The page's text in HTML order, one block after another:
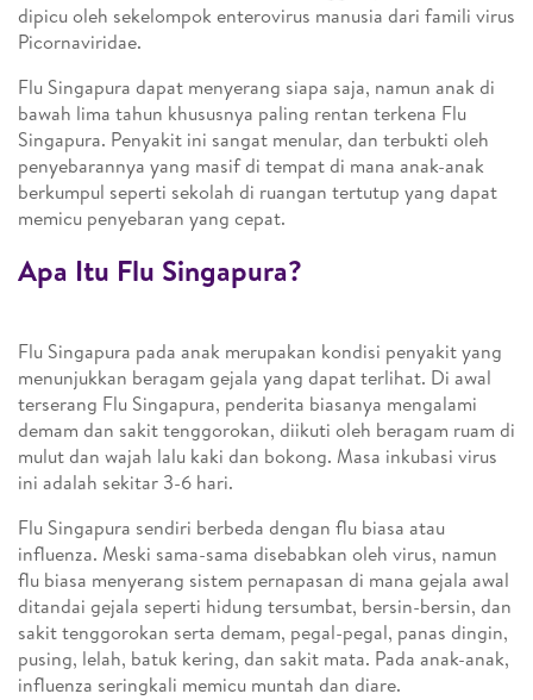
dipicu oleh sekelompok enterovirus manusia dari famili virus
Picornaviridae.
Flu Singapura dapat menyerang siapa saja, namun anak di
bawah lima tahun khususnya paling rentan terkena Flu
Singapura. Penyakit ini sangat menular, dan terbukti oleh
penyebarannya yang masif di tempat di mana anak-anak
berkumpul seperti sekolah di ruangan tertutup yang dapat
memicu penyebaran yang cepat.
Apa Itu Flu Singapura?
Flu Singapura pada anak merupakan kondisi penyakit yang
menunjukkan beragam gejala yang dapat terlihat. Di awal
terserang Flu Singapura, penderita biasanya mengalami
demam dan sakit tenggorokan, diikuti oleh beragam ruam di
mulut dan wajah lalu kaki dan bokong. Masa inkubasi virus
ini adalah sekitar 3-6 hari.
Flu Singapura sendiri berbeda dengan flu biasa atau
influenza. Meski sama-sama disebabkan oleh virus, namun
flu biasa menyerang sistem pernapasan di mana gejala awal
ditandai gejala seperti hidung tersumbat, bersin-bersin, dan
sakit tenggorokan serta demam, pegal-pegal, panas dingin,
pusing, lelah, batuk kering, dan sakit mata. Pada anak-anak,
influenza seringkali memicu muntah dan diare.